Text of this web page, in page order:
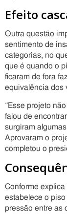
Efeito
Outra questão
sentimento de
categorias, no
que é quando o
ficaram de fora
equivalência dos
“Esse projeto
falou de
surgiram
Aprovaram o
completou o
Conforme
estabelece o
pressão entre as